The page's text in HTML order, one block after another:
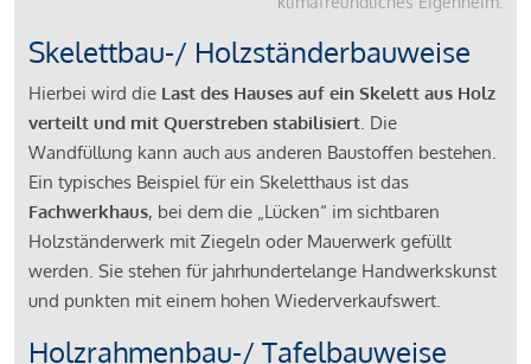
Skelettbau-/ Holzständerbauweise
Hierbei wird die Last des Hauses auf ein Skelett aus Holz
verteilt und mit Querstreben stabilisiert . Die
Wandfüllung kann auch aus anderen Baustoffen bestehen.
Ein typisches Beispiel für ein Skeletthaus ist das
Fachwerkhaus, bei dem die „Lücken“ im sichtbaren
Holzständerwerk mit Ziegeln oder Mauerwerk gefüllt
werden. Sie stehen für jahrhundertelange Handwerkskunst
und punkten mit einem hohen Wiederverkaufswert.
Holzrahmenbau-/ Tafelbauweise